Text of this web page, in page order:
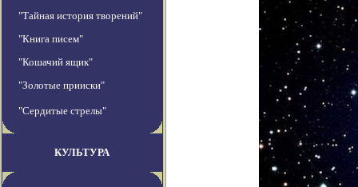
"Тайная история творений"
"Книга писем"
"Кошачий ящик"
"Золотые прииски"
"Сердитые стрелы"
КУЛЬТУРА